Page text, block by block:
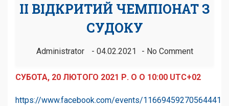
ІІ ВІДКРИТИЙ ЧЕМПІОНАТ З
СУДОКУ
Administrator 04.02.2021 No Comment
СУБОТА, 20 ЛЮТОГО 2021 Р. О О 10:00 UTC+02
https://www.facebook.com/events/11669459270564441